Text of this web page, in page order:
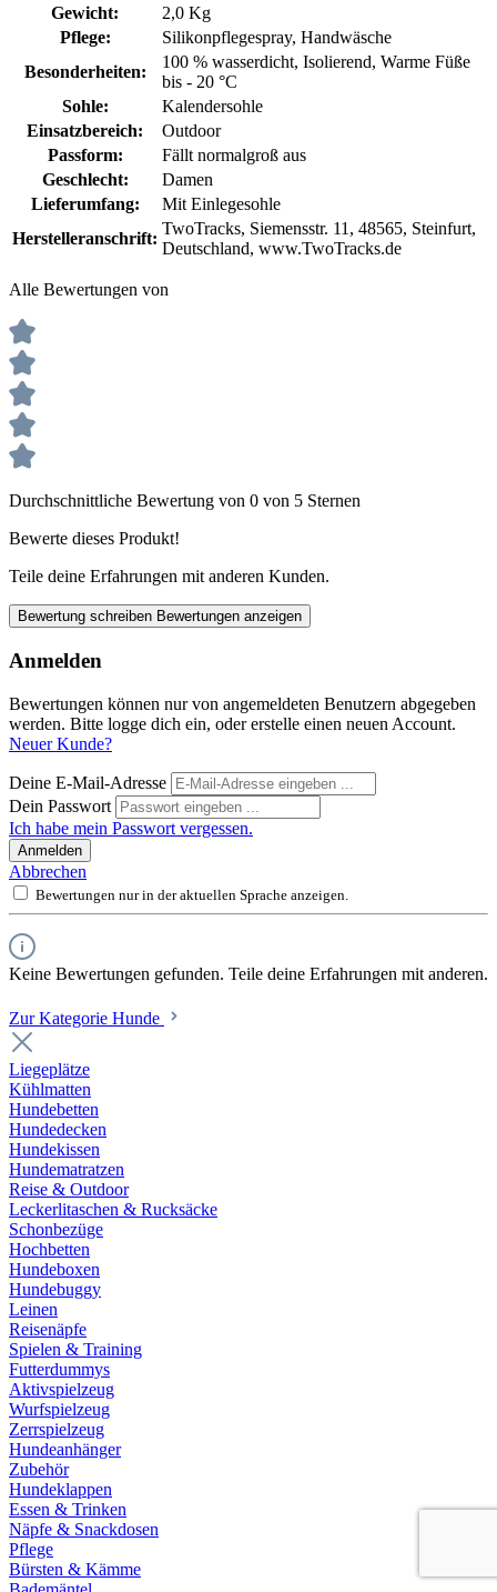
Gewicht:
2,0 Kg
Pflege:
Silikonpflegespray, Handwäsche
Besonderheiten:
100 % wasserdicht, Isolierend, Warme Füße
bis - 20 °C
Sohle:
Kalendersohle
Einsatzbereich:
Outdoor
Passform:
Fällt normalgroß aus
Geschlecht:
Damen
Lieferumfang:
Mit Einlegesohle
Herstelleranschrift:
TwoTracks, Siemensstr. 11, 48565, Steinfurt,
Deutschland, www.TwoTracks.de
Alle Bewertungen von
Durchschnittliche Bewertung von 0 von 5 Sternen
Bewerte dieses Produkt!
Teile deine Erfahrungen mit anderen Kunden.
Bewertung schreiben Bewertungen anzeigen
Anmelden
Bewertungen können nur von angemeldeten Benutzern abgegeben
werden. Bitte logge dich ein, oder erstelle einen neuen Account.
Neuer Kunde?
Deine E-Mail-Adresse
Dein Passwort
Ich habe mein Passwort vergessen.
Anmelden
Abbrechen
Bewertungen nur in der aktuellen Sprache anzeigen.
Keine Bewertungen gefunden. Teile deine Erfahrungen mit anderen.
Zur Kategorie Hunde
Liegeplätze
Kühlmatten
Hundebetten
Hundedecken
Hundekissen
Hundematratzen
Reise & Outdoor
Leckerlitaschen & Rucksäcke
Schonbezüge
Hochbetten
Hundeboxen
Hundebuggy
Leinen
Reisenäpfe
Spielen & Training
Futterdummys
Aktivspielzeug
Wurfspielzeug
Zerrspielzeug
Hundeanhänger
Zubehör
Hundeklappen
Essen & Trinken
Näpfe & Snackdosen
Pflege
Bürsten & Kämme